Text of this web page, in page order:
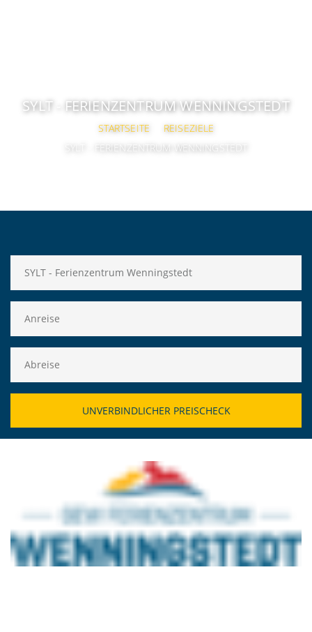
SYLT - FERIENZENTRUM WENNINGSTEDT
STARTSEITE
REISEZIELE
SYLT - FERIENZENTRUM WENNINGSTEDT